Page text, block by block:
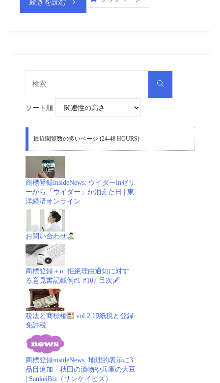
続きを読む
フ
ァ
ウ
ェ
自
蒙｣、
に
検
ソート順
最近閲覧数の多いページ (24-48 HOURS)
商標登録insideNews: ウイダーinゼリ
ーから「ウイダー」が消えた日 | 東
洋経済オンライン
お問い合わせ
商標登録＋α: 拒絶理由通知に対す
る意見書記載例#1-#107 目次🖋
税法と商標権
vol.2 印紙税と登録
免許税
商標登録insideNews: 地理的表示に3
品目追加 秋田の漬物や兵庫の大豆
| SankeiBiz（サンケイビズ）